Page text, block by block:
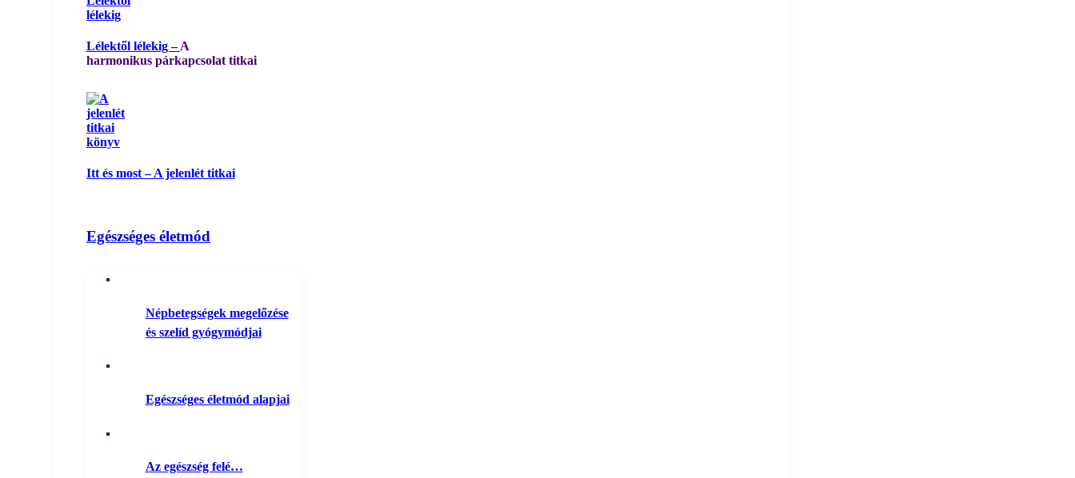
Lélektől lélekig –A
harmonikus párkapcsolat titkai
Itt és most – A jelenlét titkai
Egészséges életmód
Népbetegségek megelőzése
és szelíd gyógymódjai
Egészséges életmód alapjai
Az egészség felé…